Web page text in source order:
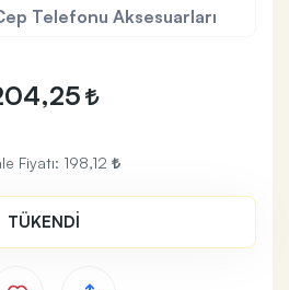
Telefonu Aksesuarları
Fiyatı: 198,12
TÜKENDİ